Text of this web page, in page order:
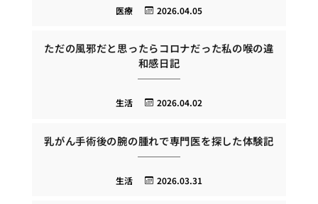
2026.04.05
医療
ただの風邪だと思ったらコロナだった私の喉の違
和感日記
2026.04.02
生活
乳がん手術後の腕の腫れで専門医を探した体験記
2026.03.31
生活